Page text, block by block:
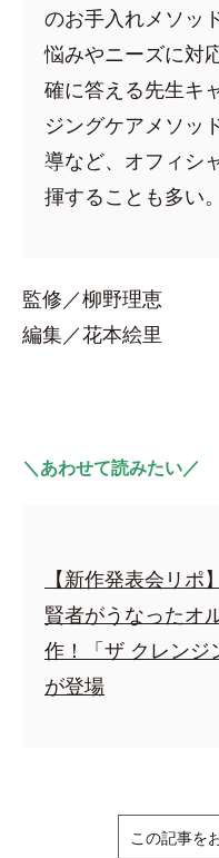
のお手入れメソッ
悩みやニーズに対
確に答える先生キ
ジングケアメソッ
導など、オフィシ
揮することも多い。
監修／柳野理恵
編集／花本絵里
＼あわせて読みたい／
【新作発表会リポ
賢者がうなったオ
作！「ザ クレンジ
が登場
この記事を